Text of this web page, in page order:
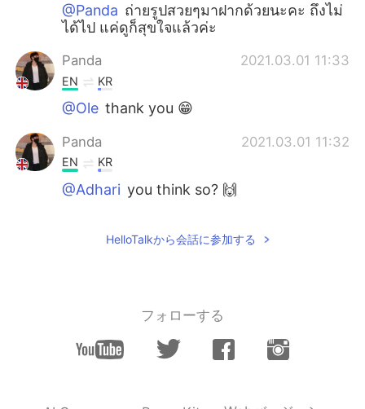
@Panda ถ่ายรูปสวยๆมาฝากด้วยนะคะ ถึงไม่
ได้ไป แค่ดูก็สุขใจแล้วค่ะ
Panda 2021.03.01 11:33
EN KR
@Ole thank you 😁
Panda 2021.03.01 11:32
EN KR
@Adhari you think so? 🙌
KR
Best city ever !!!
TH
HelloTalkから会話に参加する
フォローする